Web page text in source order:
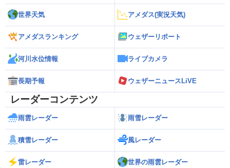
世界天気 アメダス(実況天気)
アメダスランキング ウェザーリポート
河川水位情報 ライブカメラ
長期予報 ウェザーニュースLiVE
レーダーコンテンツ
雨雲レーダー 雨雪レーダー
積雪レーダー 風レーダー
雷レーダー 世界の雨雲レーダー